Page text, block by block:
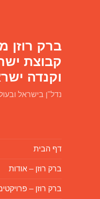
ברק רוזן
קבוצת
וקנדה
נדל"ן בישראל
דף הבית
ברק רוזן – אודות
ברק רוזן –